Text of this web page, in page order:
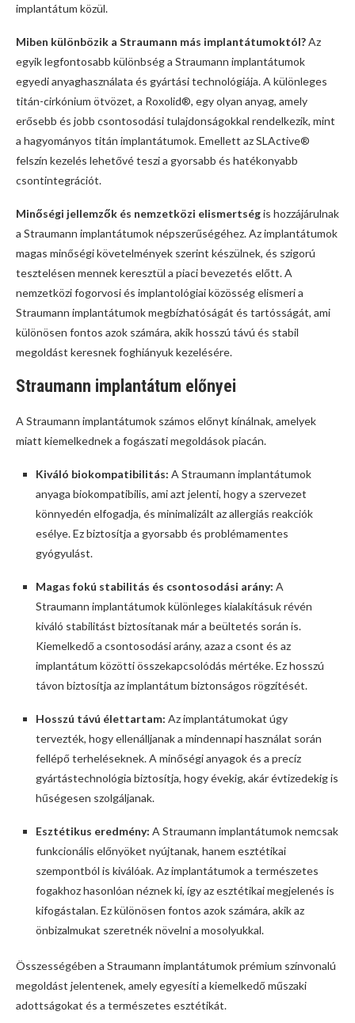
implantátum közül.
Miben különbözik a Straumann más implantátumoktól?Az
egyik legfontosabb különbség a Straumann implantátumok
egyedi anyaghasználata és gyártási technológiája. A különleges
titán-cirkónium ötvözet, a Roxolid®, egy olyan anyag, amely
erősebb és jobb csontosodási tulajdonságokkal rendelkezik, mint
a hagyományos titán implantátumok. Emellett az SLActive®
felszín kezelés lehetővé teszi a gyorsabb és hatékonyabb
csontintegrációt.
Minőségi jellemzők és nemzetközi elismertségis hozzájárulnak
a Straumann implantátumok népszerűségéhez. Az implantátumok
magas minőségi követelmények szerint készülnek, és szigorú
tesztelésen mennek keresztül a piaci bevezetés előtt. A
nemzetközi fogorvosi és implantológiai közösség elismeri a
Straumann implantátumok megbízhatóságát és tartósságát, ami
különösen fontos azok számára, akik hosszú távú és stabil
megoldást keresnek foghiányuk kezelésére.
Straumann implantátum előnyei
A Straumann implantátumok számos előnyt kínálnak, amelyek
miatt kiemelkednek a fogászati megoldások piacán.
Kiváló biokompatibilitás: A Straumann implantátumok
anyaga biokompatibilis, ami azt jelenti, hogy a szervezet
könnyedén elfogadja, és minimalizált az allergiás reakciók
esélye. Ez biztosítja a gyorsabb és problémamentes
gyógyulást.
Magas fokú stabilitás és csontosodási arány: A
Straumann implantátumok különleges kialakításuk révén
kiváló stabilitást biztosítanak már a beültetés során is.
Kiemelkedő a csontosodási arány, azaz a csont és az
implantátum közötti összekapcsolódás mértéke. Ez hosszú
távon biztosítja az implantátum biztonságos rögzítését.
Hosszú távú élettartam: Az implantátumokat úgy
tervezték, hogy ellenálljanak a mindennapi használat során
fellépő terheléseknek. A minőségi anyagok és a precíz
gyártástechnológia biztosítja, hogy évekig, akár évtizedekig is
hűségesen szolgáljanak.
Esztétikus eredmény: A Straumann implantátumok nemcsak
funkcionális előnyöket nyújtanak, hanem esztétikai
szempontból is kiválóak. Az implantátumok a természetes
fogakhoz hasonlóan néznek ki, így az esztétikai megjelenés is
kifogástalan. Ez különösen fontos azok számára, akik az
önbizalmukat szeretnék növelni a mosolyukkal.
Összességében a Straumann implantátumok prémium színvonalú
megoldást jelentenek, amely egyesíti a kiemelkedő műszaki
adottságokat és a természetes esztétikát.